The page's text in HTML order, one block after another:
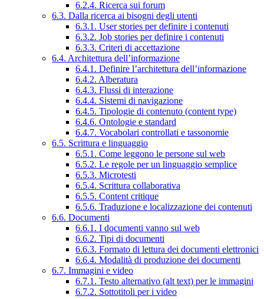
6.2.4. Ricerca sui forum
6.3. Dalla ricerca ai bisogni degli utenti
6.3.1. User stories per definire i contenuti
6.3.2. Job stories per definire i contenuti
6.3.3. Criteri di accettazione
6.4. Architettura dell’informazione
6.4.1. Definire l’architettura dell’informazione
6.4.2. Alberatura
6.4.3. Flussi di interazione
6.4.4. Sistemi di navigazione
6.4.5. Tipologie di contenuto (content type)
6.4.6. Ontologie e standard
6.4.7. Vocabolari controllati e tassonomie
6.5. Scrittura e linguaggio
6.5.1. Come leggono le persone sul web
6.5.2. Le regole per un linguaggio semplice
6.5.3. Microtesti
6.5.4. Scrittura collaborativa
6.5.5. Content critique
6.5.6. Traduzione e localizzazione dei contenuti
6.6. Documenti
6.6.1. I documenti vanno sul web
6.6.2. Tipi di documenti
6.6.3. Formato di lettura dei documenti elettronici
6.6.4. Modalità di produzione dei documenti
6.7. Immagini e video
6.7.1. Testo alternativo (alt text) per le immagini
6.7.2. Sottotitoli per i video